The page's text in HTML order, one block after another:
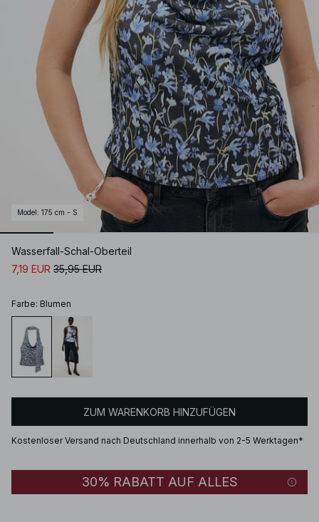
Model : 175 cm - S
Wasserfall-Schal-Oberteil
7,19 EUR 35,95 EUR
Farbe: Blumen
ZUM WARENKORB HINZUFÜGEN
Kostenloser Versand nach Deutschland innerhalb von 2-5 Werktagen*
30% RABATT AUF ALLES